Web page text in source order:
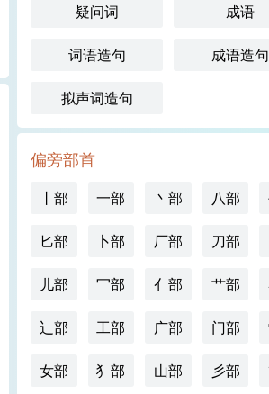
疑问词 成语
词语造句 成语造句
拟声词造句
偏旁部首
丨部 一部 丶部 八部
匕部 卜部 厂部 刀部
儿部 冖部 亻部 艹部
辶部 工部 广部 门部
女部 犭部 山部 彡部